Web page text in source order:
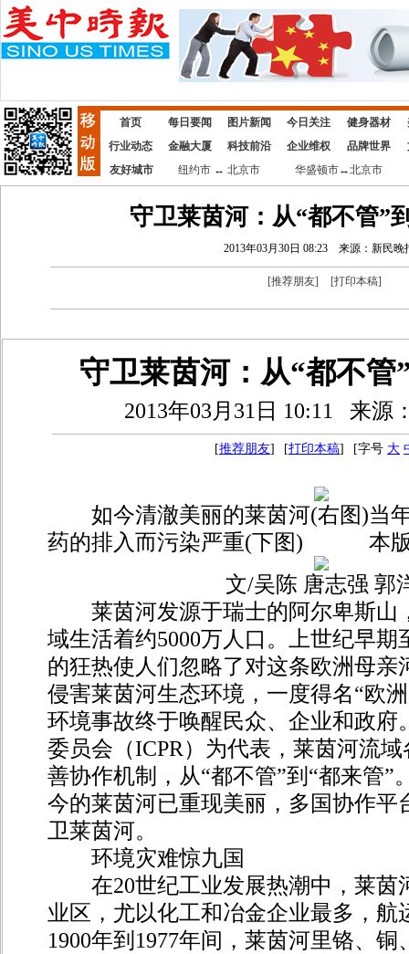
首页 每日要闻 图片新闻 今日关注 健身器材
行业动态
金融大厦 科技前沿 企业维权 品牌世界
友好城市
纽约市 ↔ 北京市 华盛顿市↔北京市
守卫莱茵河：从“都不管”
2013年03月30日 08:23 来源：新民晚
[推荐朋友] [打印本稿]
守卫莱茵河：从“都不管
2013年03月31日 10:11 来源
[推荐朋友] [打印本稿] [字号 大
如今清澈美丽的莱茵河(右图)当
药的排入而污染严重(下图) 本版
文/吴陈 唐志强 郭
莱茵河发源于瑞士的阿尔卑斯山
域生活着约5000万人口。上世纪早期
的狂热使人们忽略了对这条欧洲母亲
侵害莱茵河生态环境，一度得名“欧
环境事故终于唤醒民众、企业和政府
委员会（ICPR）为代表，莱茵河流
善协作机制，从“都不管”到“都来管”
今的莱茵河已重现美丽，多国协作平
卫莱茵河。
环境灾难惊九国
在20世纪工业发展热潮中，莱茵
业区，尤以化工和冶金企业最多，航
1900年到1977年间，莱茵河里铬、